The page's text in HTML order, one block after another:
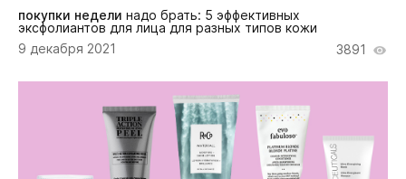
покупки недели надо брать: 5 эффективных
эксфолиантов для лица для разных типов кожи
9 декабря 2021
3891